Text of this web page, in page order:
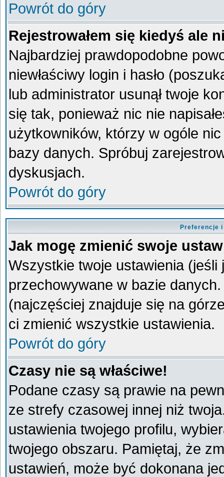
Powrót do góry
Rejestrowałem się kiedyś ale
Najbardziej prawdopodobne
niewłaściwy login i hasło
lub administrator usunął twoje
się tak, ponieważ nic nie
użytkowników, którzy w ogóle
bazy danych. Spróbuj
dyskusjach.
Powrót do góry
Preferencje
Jak mogę zmienić swoje
Wszystkie twoje ustawienia
przechowywane w bazie
(najczęściej znajduje się na
ci zmienić wszystkie ustawienia.
Powrót do góry
Czasy nie są właściwe!
Podane czasy są prawie na
ze strefy czasowej innej niż
ustawienia twojego profilu,
twojego obszaru. Pamiętaj, że
ustawień, może być dokonana